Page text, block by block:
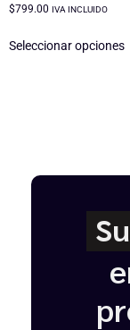
$799.00 IVA INCLUIDO
Seleccionar opciones